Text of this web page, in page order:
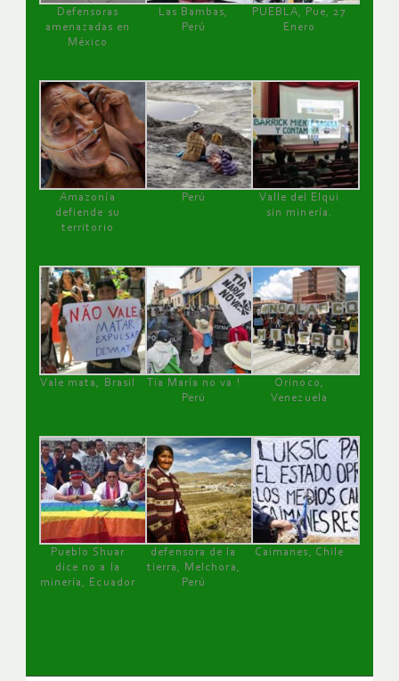
Defensoras
amenazadas en
México
Las Bambas,
Perú
PUEBLA, Pue, 27
Enero
Amazonía
defiende su
territorio
Perú
Valle del Elqui
sin minería.
Vale mata, Brasil
Tía María no va !
Perú
Orinoco,
Venezuela
Pueblo Shuar
dice no a la
minería, Ecuador
defensora de la
tierra, Melchora,
Perú
Caimanes, Chile